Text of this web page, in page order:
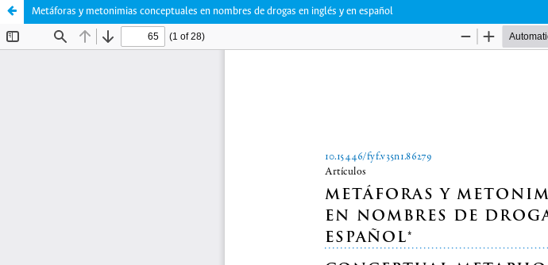
Metáforas y metonimias conceptuales en nombres de drogas en inglés y en español